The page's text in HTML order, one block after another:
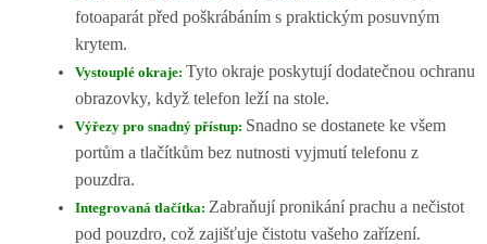
fotoaparát před poškrábáním s praktickým posuvným
krytem.
Vystouplé okraje: Tyto okraje poskytují dodatečnou ochranu
obrazovky, když telefon leží na stole.
Výřezy pro snadný přístup: Snadno se dostanete ke všem
portům a tlačítkům bez nutnosti vyjmutí telefonu z
pouzdra.
Integrovaná tlačítka: Zabraňují pronikání prachu a nečistot
pod pouzdro, což zajišťuje čistotu vašeho zařízení.